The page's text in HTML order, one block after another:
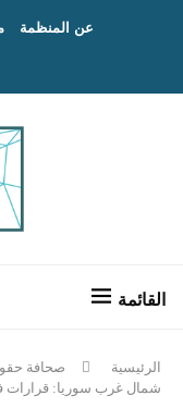
عن المنظمة
الرئيسية
صحافة
شمال غرب سوريا: قرارات